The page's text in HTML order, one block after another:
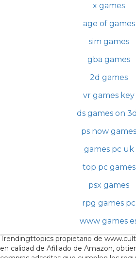
x games
age of games
sim games
gba games
2d games
vr games key
ds games on
ps now games
games pc uk
top pc games
psx games
rpg games pc
www games
Trendingttopics propietario de
en calidad de Afiliado de Amazon,